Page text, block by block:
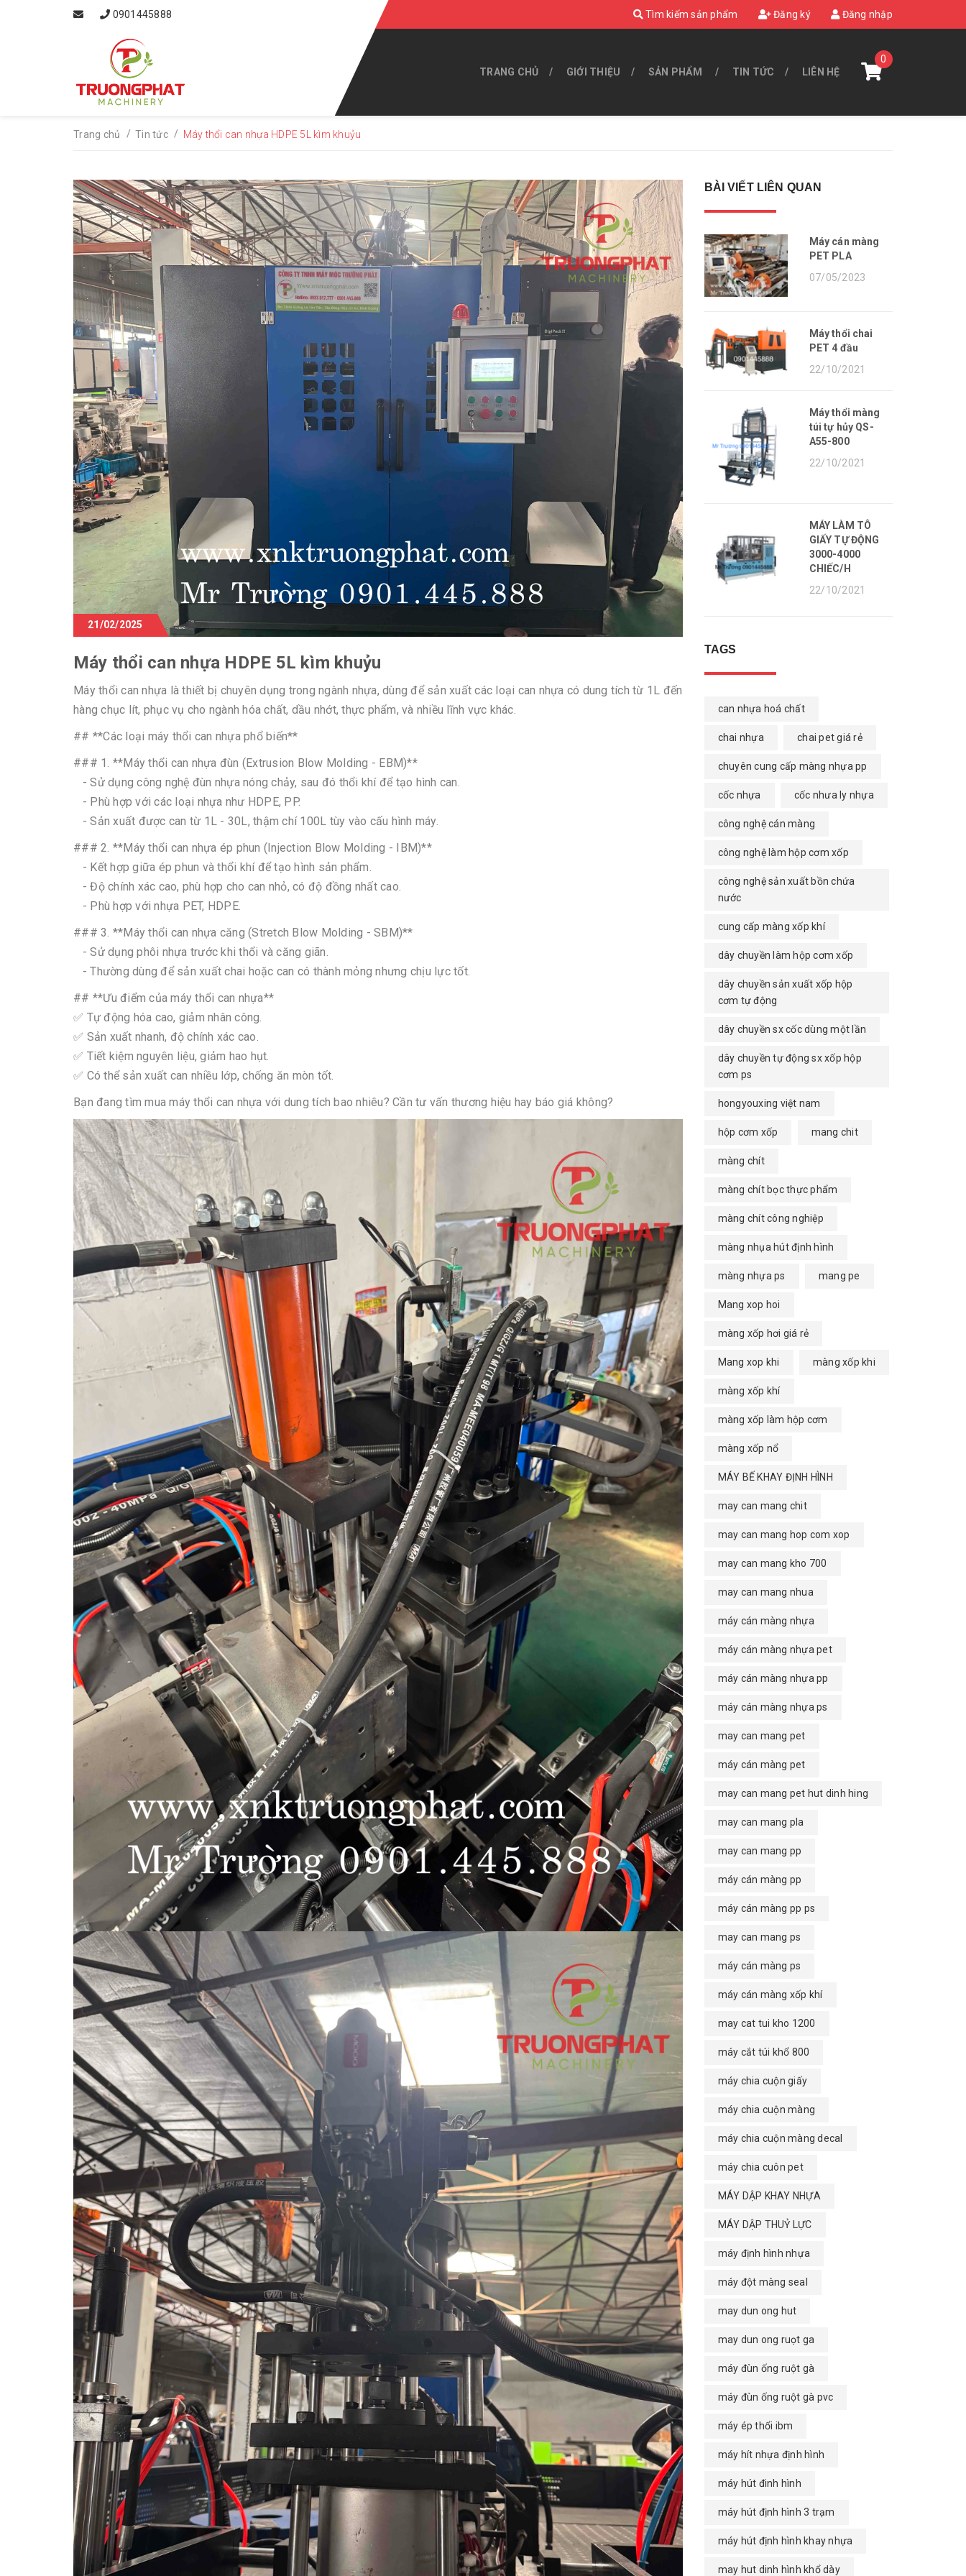
0901445888 Tìm kiếm sản phẩm Đăng ký Đăng nhập
TRANG CHỦ GIỚI THIỆU SẢN PHẨM TIN TỨC LIÊN HỆ
0
Trang chủ / Tin tức / Máy thổi can nhựa HDPE 5L kìm khuỷu
21/02/2025
Máy thổi can nhựa HDPE 5L kìm khuỷu
Máy thổi can nhựa là thiết bị chuyên dụng trong ngành nhựa, dùng để sản xuất các loại can nhựa có dung tích từ 1L đến
hàng chục lít, phục vụ cho ngành hóa chất, dầu nhớt, thực phẩm, và nhiều lĩnh vực khác.
## **Các loại máy thổi can nhựa phổ biến**
### 1. **Máy thổi can nhựa đùn (Extrusion Blow Molding - EBM)**
- Sử dụng công nghệ đùn nhựa nóng chảy, sau đó thổi khí để tạo hình can.
- Phù hợp với các loại nhựa như HDPE, PP.
- Sản xuất được can từ 1L - 30L, thậm chí 100L tùy vào cấu hình máy.
### 2. **Máy thổi can nhựa ép phun (Injection Blow Molding - IBM)**
- Kết hợp giữa ép phun và thổi khí để tạo hình sản phẩm.
- Độ chính xác cao, phù hợp cho can nhỏ, có độ đồng nhất cao.
- Phù hợp với nhựa PET, HDPE.
### 3. **Máy thổi can nhựa căng (Stretch Blow Molding - SBM)**
- Sử dụng phôi nhựa trước khi thổi và căng giãn.
- Thường dùng để sản xuất chai hoặc can có thành mỏng nhưng chịu lực tốt.
## **Ưu điểm của máy thổi can nhựa**
✅ Tự động hóa cao, giảm nhân công.
✅ Sản xuất nhanh, độ chính xác cao.
✅ Tiết kiệm nguyên liệu, giảm hao hụt.
✅ Có thể sản xuất can nhiều lớp, chống ăn mòn tốt.
Bạn đang tìm mua máy thổi can nhựa với dung tích bao nhiêu? Cần tư vấn thương hiệu hay báo giá không?
BÀI VIẾT LIÊN QUAN
Máy cán màng
PET PLA
07/05/2023
Máy thổi chai
PET 4 đầu
22/10/2021
Máy thổi màng
túi tự hủy QS-
A55-800
22/10/2021
MÁY LÀM TÔ
GIẤY TỰ ĐỘNG
3000-4000
CHIẾC/H
22/10/2021
TAGS
can nhựa hoá chất
chai nhựa chai pet giá rẻ
chuyên cung cấp màng nhựa pp
cốc nhựa cốc nhưa ly nhựa
công nghệ cán màng
công nghệ làm hộp cơm xốp
công nghệ sản xuất bồn chứa
nước
cung cấp màng xốp khí
dây chuyền làm hộp cơm xốp
dây chuyền sản xuất xốp hộp
cơm tự động
dây chuyền sx cốc dùng một lần
dây chuyền tự động sx xốp hộp
cơm ps
hongyouxing việt nam
hộp cơm xốp mang chit
màng chít
màng chít bọc thực phẩm
màng chít công nghiệp
màng nhụa hút định hình
màng nhựa ps mang pe
Mang xop hoi
màng xốp hơi giá rẻ
Mang xop khi màng xốp khi
màng xốp khí
màng xốp làm hộp cơm
màng xốp nổ
MÁY BẾ KHAY ĐỊNH HÌNH
may can mang chit
may can mang hop com xop
may can mang kho 700
may can mang nhua
máy cán màng nhựa
máy cán màng nhựa pet
máy cán màng nhựa pp
máy cán màng nhựa ps
may can mang pet
máy cán màng pet
may can mang pet hut dinh hing
may can mang pla
may can mang pp
máy cán màng pp
máy cán màng pp ps
may can mang ps
máy cán màng ps
máy cán màng xốp khí
may cat tui kho 1200
máy cắt túi khổ 800
máy chia cuộn giấy
máy chia cuộn màng
máy chia cuộn màng decal
máy chia cuôn pet
MÁY DẬP KHAY NHỰA
MÁY DẬP THUỶ LỰC
máy định hình nhựa
máy đột màng seal
may dun ong hut
may dun ong ruọt ga
máy đùn ống ruột gà
máy đùn ống ruột gà pvc
máy ép thổi ibm
máy hít nhựa định hình
máy hút đinh hình
máy hút định hình 3 trạm
máy hút định hình khay nhựa
may hut dinh hình khổ dày